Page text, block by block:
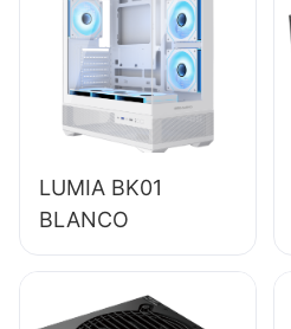
LUMIA BK01
BLANCO